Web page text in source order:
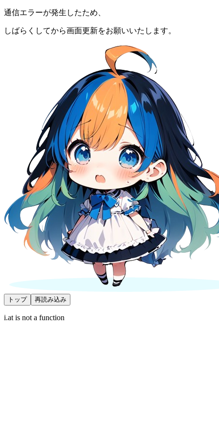
通信エラーが発生したため、
しばらくしてから画面更新をお願いいたします。
トップ 再読み込み
i.at is not a function